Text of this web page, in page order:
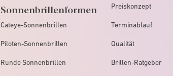
Sonnenbrillenformen
Cateye-Sonnenbrillen
Piloten-Sonnenbrillen
Runde Sonnenbrillen
Preiskonzept
Terminablauf
Qualität
Brillen-Ratgeber